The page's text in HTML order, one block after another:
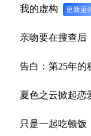
我的虚构 更新至
亲吻要在搜查后
告白：第25年的
夏色之云掀起恋
只是一起吃顿饭